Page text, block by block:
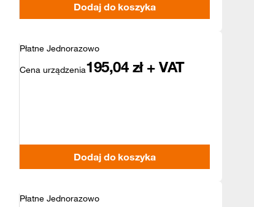
Dodaj do koszyka
Płatne Jednorazowo
Cena urządzenia195,04 zł + VAT
Dodaj do koszyka
Płatne Jednorazowo